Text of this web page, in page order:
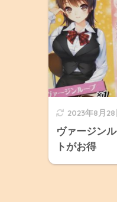
2023年8月28
ヴァージン
トがお得